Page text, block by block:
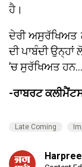
ਹੈ।
ਦੇਰੀ ਅਸੁਰੱਖਿਅਤ
ਦੀ ਪਾਬੰਦੀ ਉਨ੍ਹਾਂ
’ਚ ਸੁਰੱਖਿਅਤ
-ਰਾਬਰਟ
Late Coming